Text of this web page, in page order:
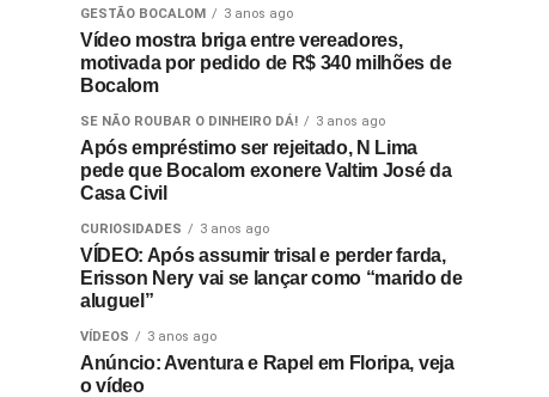
GESTÃO BOCALOM 3 anos ago
Vídeo mostra briga entre vereadores,
motivada por pedido de R$ 340 milhões de
Bocalom
SE NÃO ROUBAR O DINHEIRO DÁ! 3 anos ago
Após empréstimo ser rejeitado, N Lima
pede que Bocalom exonere Valtim José da
Casa Civil
CURIOSIDADES 3 anos ago
VÍDEO: Após assumir trisal e perder farda,
Erisson Nery vai se lançar como “marido de
aluguel”
VÍDEOS 3 anos ago
Anúncio: Aventura e Rapel em Floripa, veja
o vídeo